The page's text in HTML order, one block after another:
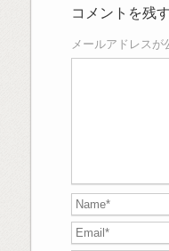
コメントを残す
メールアドレスが